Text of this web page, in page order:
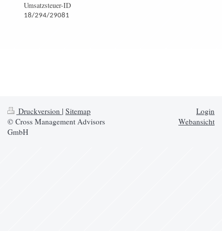
Umsatzsteuer-ID
18/294/29081
Druckversion | Sitemap
© Cross Management Advisors
GmbH
Login
Webansicht